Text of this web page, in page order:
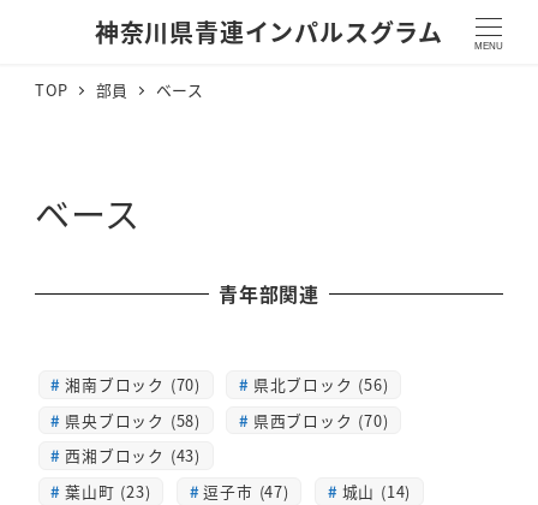
神奈川県青連インパルスグラム MENU
TOP 部員 ベース
ベース
青年部関連
湘南ブロック (70)
県北ブロック (56)
県央ブロック (58)
県西ブロック (70)
西湘ブロック (43)
葉山町 (23)
逗子市 (47)
城山 (14)